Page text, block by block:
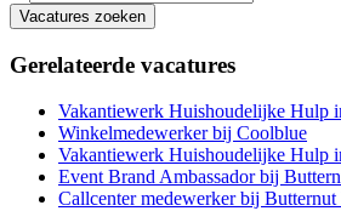
Vacatures zoeken
Gerelateerde vacatures
Vakantiewerk Huishoudelijke Hulp
Winkelmedewerker bij Coolblue
Vakantiewerk Huishoudelijke Hulp
Event Brand Ambassador bij
Callcenter medewerker bij